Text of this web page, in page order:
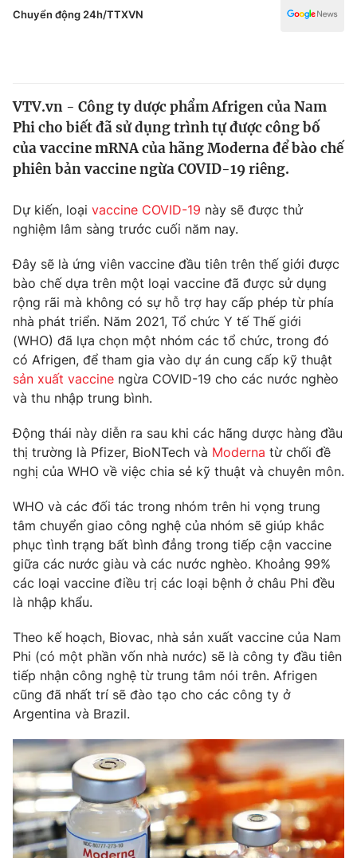
Pháp luật
Thế giới
Tin tức
Thế giới đó đây
Câu chuyện quốc tế
Kinh tế
Thị trường
Góc doanh nghiệp
Dữ liệu và đời sống
Phim VTV
Hậu trường
Nhân vật
Khán giả
Giải trí
Điện ảnh
Âm nhạc
Sao
Đời sống
Du lịch
Làm đẹp
Chất lượng cuộc sống
Giáo dục
Học trực tuyến
Công nghệ
Hitech Công nghệ tương lai
Sản phẩm
Thị trường
Tư vấn
Giao lưu trực tuyến
Lịch phát sóng
Chuyên mục khác
Photo Infographic
Video
VTV Money VTV Thể thao
VTV Sức khoẻ Bất động sản
Thị trường 24h Tấm lòng Việt
Công nghệ
Chuyển động 24h/TTXVN
VTV.vn - Công ty dược phẩm Afrigen của Nam
Phi cho biết đã sử dụng trình tự được công bố
của vaccine mRNA của hãng Moderna để bào chế
phiên bản vaccine ngừa COVID-19 riêng.
Dự kiến, loại vaccine COVID-19 này sẽ được thử
nghiệm lâm sàng trước cuối năm nay.
Đây sẽ là ứng viên vaccine đầu tiên trên thế giới được
bào chế dựa trên một loại vaccine đã được sử dụng
rộng rãi mà không có sự hỗ trợ hay cấp phép từ phía
nhà phát triển. Năm 2021, Tổ chức Y tế Thế giới
(WHO) đã lựa chọn một nhóm các tổ chức, trong đó
có Afrigen, để tham gia vào dự án cung cấp kỹ thuật
sản xuất vaccine ngừa COVID-19 cho các nước nghèo
và thu nhập trung bình.
Động thái này diễn ra sau khi các hãng dược hàng đầu
thị trường là Pfizer, BioNTech và Moderna từ chối đề
nghị của WHO về việc chia sẻ kỹ thuật và chuyên môn.
WHO và các đối tác trong nhóm trên hi vọng trung
tâm chuyển giao công nghệ của nhóm sẽ giúp khắc
phục tình trạng bất bình đẳng trong tiếp cận vaccine
giữa các nước giàu và các nước nghèo. Khoảng 99%
các loại vaccine điều trị các loại bệnh ở châu Phi đều
là nhập khẩu.
Theo kế hoạch, Biovac, nhà sản xuất vaccine của Nam
Phi (có một phần vốn nhà nước) sẽ là công ty đầu tiên
tiếp nhận công nghệ từ trung tâm nói trên. Afrigen
cũng đã nhất trí sẽ đào tạo cho các công ty ở
Argentina và Brazil.